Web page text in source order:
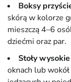
Boksy
skórą w kolorze
mieszczą 4–6
dziećmi oraz par.
Stoły
oknach lub